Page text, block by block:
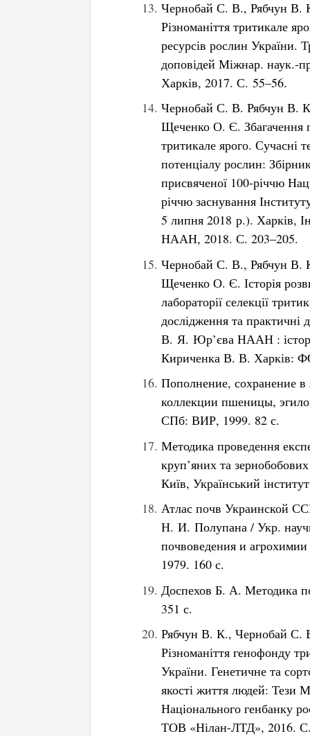
Чернобай С. В., Рябчун В.
Різноманіття тритикале
ресурсів рослин України.
доповідей Міжнар. наук.-
Харків, 2017. С. 55–56.
Чернобай С. В. Рябчун В.
Щеченко О. Є. Збагачення
тритикале ярого. Сучасні
потенціалу рослин:
присвяченої 100-річчю
річчю заснування
5 липня 2018 р.). Харків,
НААН, 2018. С. 203–205.
Чернобай С. В., Рябчун В.
Щеченко О. Є. Історія
лабораторії селекції
дослідження та практичні
В. Я. Юр’єва НААН :
Кириченка В. В. Харків:
Пополнение, сохранение
коллекции пшеницы,
СПб: ВИР, 1999. 82 с.
Методика проведення
круп’яних та
Київ, Український
Атлас почв Украинской
Н. И. Полупана / Укр.
почвоведения и
1979. 160 с.
Доспехов Б. А. Методика
351 с.
Рябчун В. К., Чернобай С.
Різноманіття генофонду
України. Генетичне та
якості життя людей: Тези
Національного генбанку
ТОВ «Нілан-ЛТД», 2016.